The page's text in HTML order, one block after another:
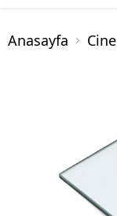
Anasayfa Cine